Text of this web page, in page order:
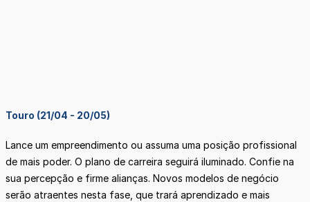
Touro (21/04 - 20/05)
Lance um empreendimento ou assuma uma posição profissional
de mais poder. O plano de carreira seguirá iluminado. Confie na
sua percepção e firme alianças. Novos modelos de negócio
serão atraentes nesta fase, que trará aprendizado e mais